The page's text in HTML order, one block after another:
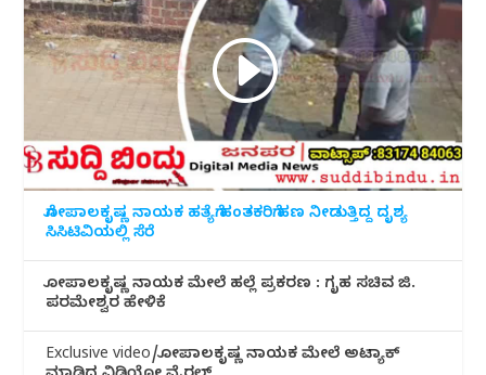
ಗೋಪಾಲಕೃಷ್ಣ ನಾಯಕ ಹತ್ಯೆಗೆ ಹಂತಕರಿಗೆ ಹಣ ನೀಡುತ್ತಿದ್ದ ದೃಶ್ಯ
ಸಿಸಿಟಿವಿಯಲ್ಲಿ ಸೆರೆ
ಗೋಪಾಲಕೃಷ್ಣ ನಾಯಕ ಮೇಲೆ ಹಲ್ಲೆ ಪ್ರಕರಣ : ಗೃಹ ಸಚಿವ ಜಿ.
ಪರಮೇಶ್ವರ ಹೇಳಿಕೆ
Exclusive video/ಗೋಪಾಲಕೃಷ್ಣ ನಾಯಕ ಮೇಲೆ ಅಟ್ಯಾಕ್